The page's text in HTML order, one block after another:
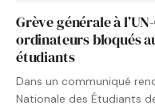
Grève générale à
ordinateurs bloqués
étudiants
Dans un communiqué
Nationale des Étudiants